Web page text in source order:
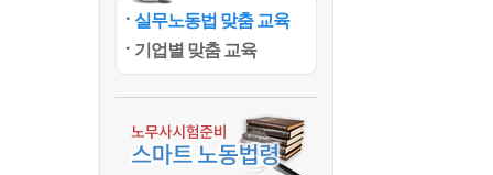
실무노동법 맞춤 교육
기업별 맞춤 교육